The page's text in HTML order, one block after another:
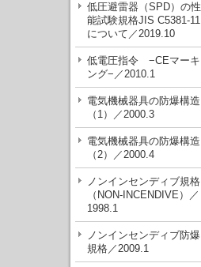
低圧避雷器（SPD）の性
能試験規格JIS C5381-11
について／2019.10
低電圧指令 −CEマーキ
ング−／2010.1
電気機械器具の防爆構造
（1）／2000.3
電気機械器具の防爆構造
（2）／2000.4
ノンインセンディブ規格
（NON-INCENDIVE）／
1998.1
ノンインセンディブ防爆
規格／2009.1